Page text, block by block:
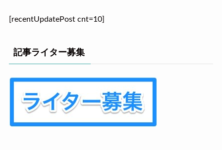
[recentUpdatePost cnt=10]
記事ライター募集